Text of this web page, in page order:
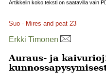
Artikkelin koko teksti on saatavilla vain
Suo - Mires and peat 23
Erkki Timonen
Auraus- ja